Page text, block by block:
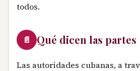
todos.
📄 Qué dicen las partes
Las autoridades cubanas, a